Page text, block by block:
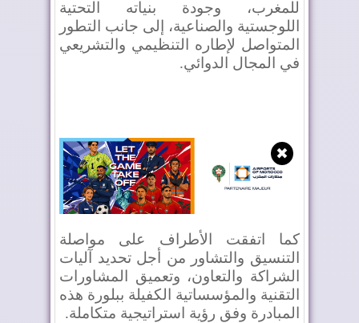
للمغرب، وجودة بنياته التحتية
اللوجستية والصناعية، إلى جانب التطور
المتواصل لإطاره التنظيمي والتشريعي
في المجال الدوائي.
✖
كما اتفقت الأطراف على مواصلة
التنسيق والتشاور من أجل تحديد آليات
الشراكة والتعاون، وتعميق المشاورات
التقنية والمؤسساتية الكفيلة ببلورة هذه
المبادرة وفق رؤية استراتيجية متكاملة.